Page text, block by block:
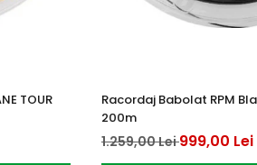
TOUR
Racordaj Babolat RPM
200m
1.259,00 Lei999,00 Lei